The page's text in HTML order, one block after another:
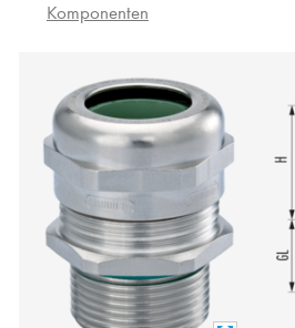
Komponenten